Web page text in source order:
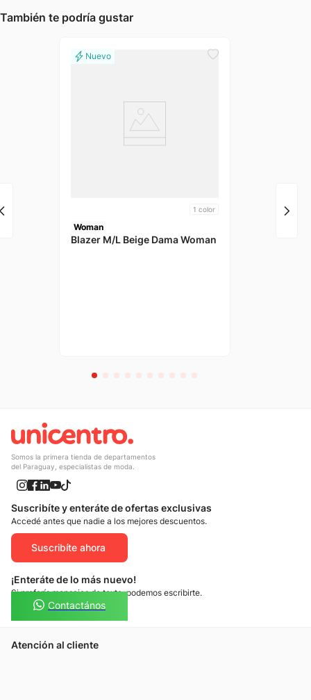
También te podría gustar
1 color
Woman
Blazer M/L Beige Dama Woman
Somos la primera tienda de departamentos
del Paraguay, especialistas de moda.
Suscribíte y enteráte de ofertas exclusivas
Accedé antes que nadie a los mejores descuentos.
Suscribíte ahora
¡Enteráte de lo más nuevo!
Si preferís mensajes de texto, podemos escribirte.
Contactános
Atención al cliente